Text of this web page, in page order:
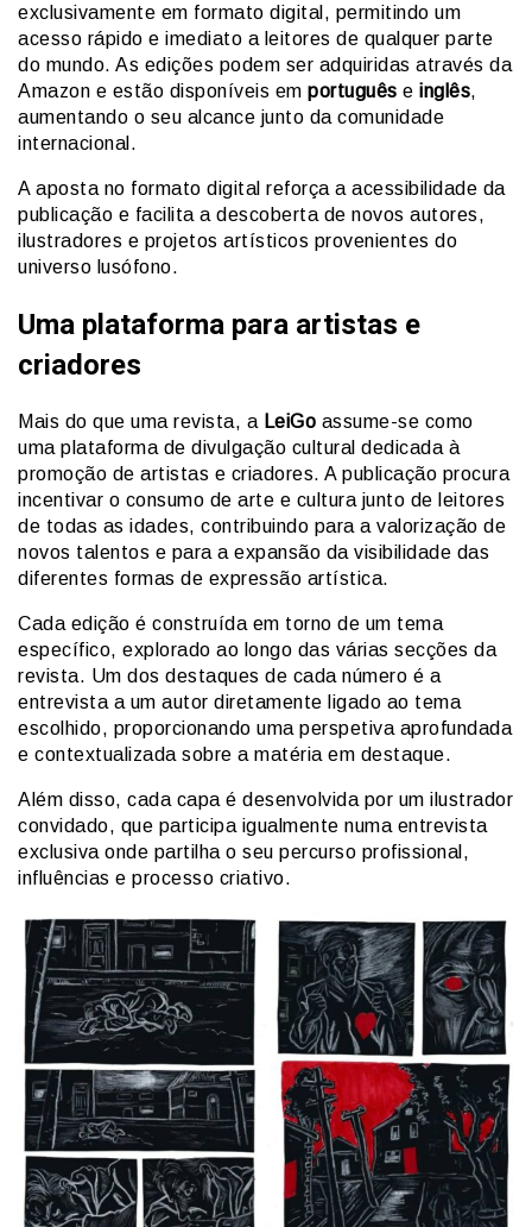
exclusivamente em formato digital, permitindo um
acesso rápido e imediato a leitores de qualquer parte
do mundo. As edições podem ser adquiridas através da
Amazon e estão disponíveis em português e inglês,
aumentando o seu alcance junto da comunidade
internacional.
A aposta no formato digital reforça a acessibilidade da
publicação e facilita a descoberta de novos autores,
ilustradores e projetos artísticos provenientes do
universo lusófono.
Uma plataforma para artistas e
criadores
Mais do que uma revista, a LeiGo assume-se como
uma plataforma de divulgação cultural dedicada à
promoção de artistas e criadores. A publicação procura
incentivar o consumo de arte e cultura junto de leitores
de todas as idades, contribuindo para a valorização de
novos talentos e para a expansão da visibilidade das
diferentes formas de expressão artística.
Cada edição é construída em torno de um tema
específico, explorado ao longo das várias secções da
revista. Um dos destaques de cada número é a
entrevista a um autor diretamente ligado ao tema
escolhido, proporcionando uma perspetiva aprofundada
e contextualizada sobre a matéria em destaque.
Além disso, cada capa é desenvolvida por um ilustrador
convidado, que participa igualmente numa entrevista
exclusiva onde partilha o seu percurso profissional,
influências e processo criativo.